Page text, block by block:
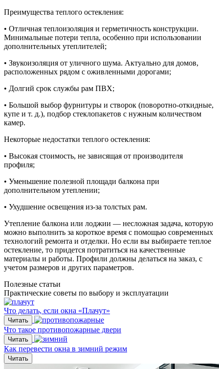
Преимущества теплого остекления:
• Отличная теплоизоляция и герметичность конструкции.
Минимальные потери тепла, особенно при использовании
дополнительных утеплителей;
• Звукоизоляция от уличного шума. Актуально для домов,
расположенных рядом с оживленными дорогами;
• Долгий срок службы рам ПВХ;
• Большой выбор фурнитуры и створок (поворотно-откидные,
купе и т. д.), подбор стеклопакетов с нужным количеством
камер.
Некоторые недостатки теплого остекления:
• Высокая стоимость, не зависящая от производителя
профиля;
• Уменьшение полезной площади балкона при
дополнительном утеплении;
• Ухудшение освещения из-за толстых рам.
Утепление балкона или лоджии — несложная задача, которую
можно выполнить за короткое время с помощью современных
технологий ремонта и отделки. Но если вы выбираете теплое
остекление, то придется потратиться на качественные
материалы и работы. Профили должны делаться на заказ, с
учетом размеров и других параметров.
Полезные статьи
Практические советы по выбору и эксплуатации
Что делать, если окна «Плачут»
Читать
Что такое противопожарные двери
Читать
Как перевести окна в зимний режим
Читать